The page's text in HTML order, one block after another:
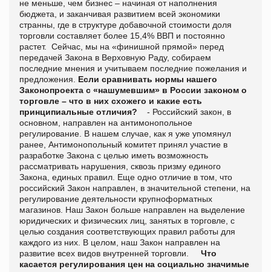
не меньше, чем бизнес – начиная от наполнения
бюджета, и заканчивая развитием всей экономики
странны, где в структуре добавочной стоимости доля
торговли составляет более 15,4% ВВП и постоянно
растет. Сейчас, мы на «финишной прямой» перед
передачей Закона в Верховную Раду, собираем
последние мнения и учитываем последние пожелания и
предложения. Если сравнивать нормы нашего
Законопроекта с «нашумевшим» в России законом о
торговле – что в них схожего и какие есть
принципиальные отличия? - Российский закон, в
основном, направлен на антимонопольное
регулирование. В нашем случае, как я уже упомянул
ранее, Антимонопольный комитет принял участие в
разработке Закона с целью иметь возможность
рассматривать нарушения, сквозь призму единого
Закона, единых правил. Еще одно отличие в том, что
российский Закон направлен, в значительной степени, на
регулирование деятельности крупноформатных
магазинов. Наш Закон больше направлен на выделение
юридических и физических лиц, занятых в торговле, с
целью создания соответствующих правил работы для
каждого из них. В целом, наш Закон направлен на
развитие всех видов внутренней торговли. Что
касается регулирования цен на социально значимые